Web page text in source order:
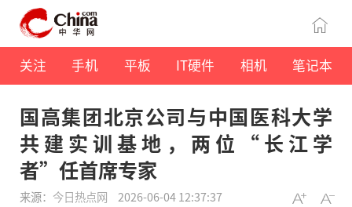
关注 手机 平板 IT硬件 相机 笔记本
国高集团北京公司与中国医科大学
共建实训基地，两位“长江学
者”任首席专家
来源： 今日热点网 2026-06-04 12:37:37